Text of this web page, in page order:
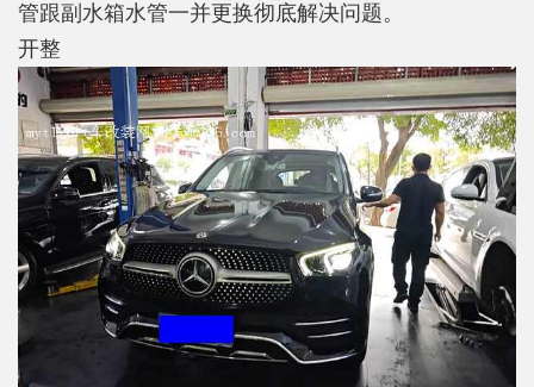
管跟副水箱水管一并更换彻底解决问题。
开整